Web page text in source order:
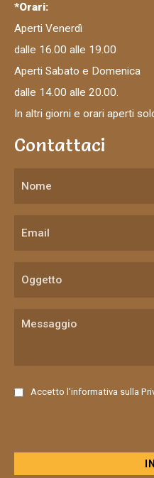
*Orari:
Aperti Venerdì
dalle 16.00 alle 19.00
Aperti Sabato e Domenica
dalle 14.00 alle 20.00.
In altri giorni e orari aperti
Contattaci
C
s
Accetto l'informativa sulla